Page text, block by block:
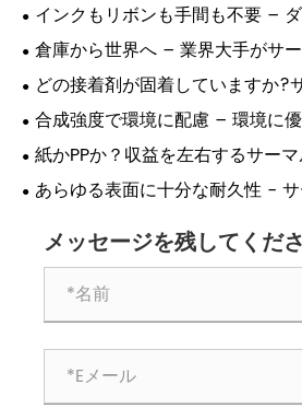
インクもリボンも手間も不要 –
ベルが印刷に革命を起こす理由!
倉庫から世界へ – 業界大手がサ
マート印刷に依存する理由!
どの接着剤が固着していますか?
着の究極ガイド!
合成強度で環境に配慮 – 環境に
ベルがついに登場!
紙かPPか？収益を左右するサー
あらゆる表面に十分な耐久性 -
メッセージを残してくだ